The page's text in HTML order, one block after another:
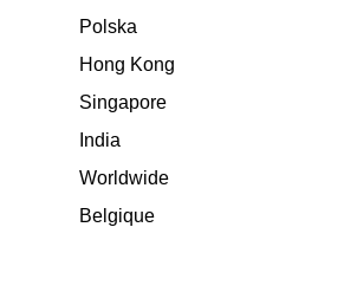
Polska
Hong Kong
Singapore
India
Worldwide
Belgique